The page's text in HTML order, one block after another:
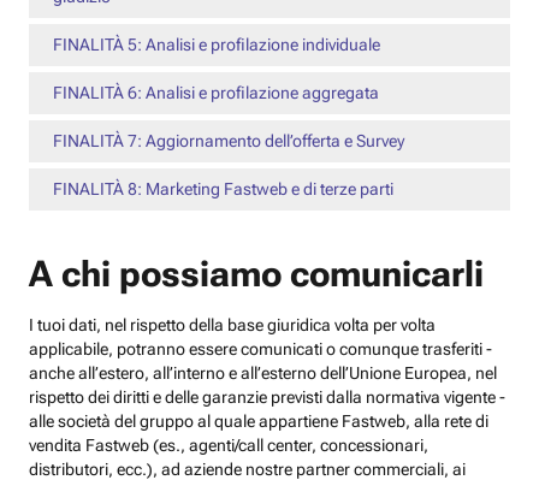
FINALITÀ 5: Analisi e profilazione individuale
FINALITÀ 6: Analisi e profilazione aggregata
FINALITÀ 7: Aggiornamento dell’offerta e Survey
FINALITÀ 8: Marketing Fastweb e di terze parti
A chi possiamo comunicarli
I tuoi dati, nel rispetto della base giuridica volta per volta
applicabile, potranno essere comunicati o comunque trasferiti -
anche all’estero, all’interno e all’esterno dell’Unione Europea, nel
rispetto dei diritti e delle garanzie previsti dalla normativa vigente -
alle società del gruppo al quale appartiene Fastweb, alla rete di
vendita Fastweb (es., agenti/call center, concessionari,
distributori, ecc.), ad aziende nostre partner commerciali, ai